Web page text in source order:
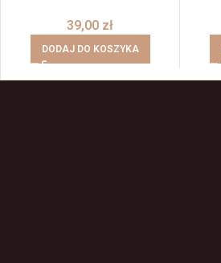
39,00 zł
DODAJ DO KOSZYKA